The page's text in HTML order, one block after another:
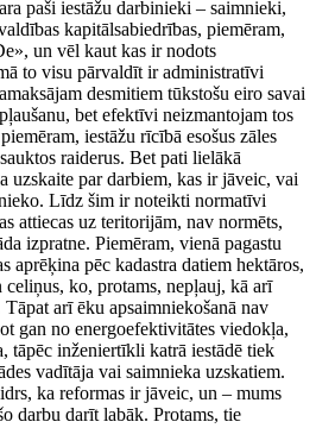
paši iestāžu darbinieki – saimnieki,
kapitālsabiedrības, piemēram,
un vēl kaut kas ir nodots
to visu pārvaldīt ir administratīvi
desmitiem tūkstošu eiro savai
bet efektīvi neizmantojam tos
iestāžu rīcībā esošus zāles
raiderus. Bet pati lielākā
uzskaite par darbiem, kas ir jāveic, vai
Līdz šim ir noteikti normatīvi
attiecas uz teritorijām, nav normēts,
izpratne. Piemēram, vienā pagastu
aprēķina pēc kadastra datiem hektāros,
celiņus, ko, protams, nepļauj, kā arī
arī ēku apsaimniekošanā nav
gan no energoefektivitātes viedokļa,
tāpēc inženiertīkli katrā iestādē tiek
vadītāja vai saimnieka uzskatiem.
ka reformas ir jāveic, un – mums
darbu darīt labāk. Protams, tie